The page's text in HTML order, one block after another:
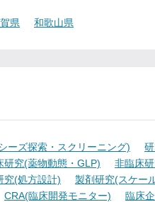
県 和歌山県
ーズ探索・スクリーニング)
研究(薬物動態・GLP)
非臨床
究(処方設計)
製剤研究(スケー
CRA(臨床開発モニター)
臨床